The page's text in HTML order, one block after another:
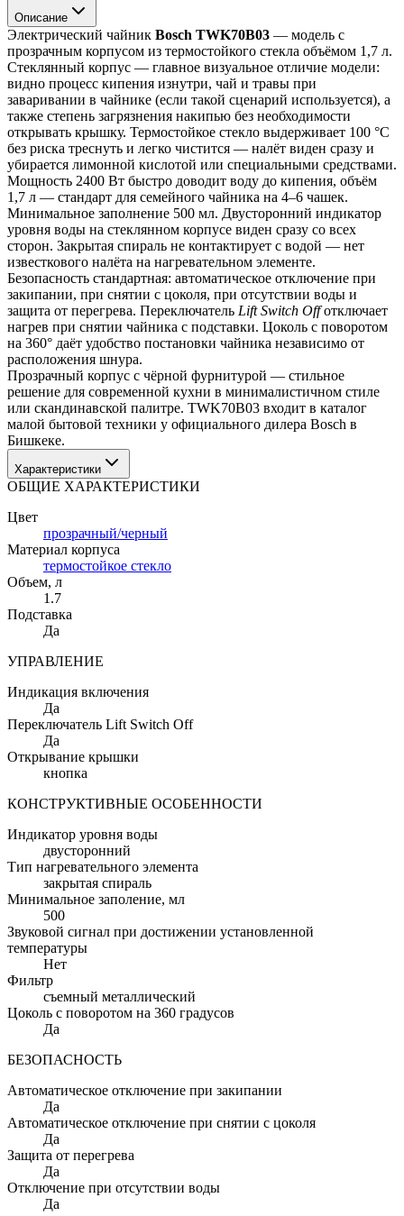
Описание
Электрический чайник Bosch TWK70B03 — модель с
прозрачным корпусом из термостойкого стекла объёмом 1,7 л.
Стеклянный корпус — главное визуальное отличие модели:
видно процесс кипения изнутри, чай и травы при
заваривании в чайнике (если такой сценарий используется), а
также степень загрязнения накипью без необходимости
открывать крышку. Термостойкое стекло выдерживает 100 °C
без риска треснуть и легко чистится — налёт виден сразу и
убирается лимонной кислотой или специальными средствами.
Мощность 2400 Вт быстро доводит воду до кипения, объём
1,7 л — стандарт для семейного чайника на 4–6 чашек.
Минимальное заполнение 500 мл. Двусторонний индикатор
уровня воды на стеклянном корпусе виден сразу со всех
сторон. Закрытая спираль не контактирует с водой — нет
известкового налёта на нагревательном элементе.
Безопасность стандартная: автоматическое отключение при
закипании, при снятии с цоколя, при отсутствии воды и
защита от перегрева. Переключатель Lift Switch Off отключает
нагрев при снятии чайника с подставки. Цоколь с поворотом
на 360° даёт удобство постановки чайника независимо от
расположения шнура.
Прозрачный корпус с чёрной фурнитурой — стильное
решение для современной кухни в минималистичном стиле
или скандинавской палитре. TWK70B03 входит в каталог
малой бытовой техники у официального дилера Bosch в
Бишкеке.
Характеристики
ОБЩИЕ ХАРАКТЕРИСТИКИ
Цвет
прозрачный/черный
Материал корпуса
термостойкое стекло
Объем, л
1.7
Подставка
Да
УПРАВЛЕНИЕ
Индикация включения
Да
Переключатель Lift Switch Off
Да
Открывание крышки
кнопка
КОНСТРУКТИВНЫЕ ОСОБЕННОСТИ
Индикатор уровня воды
двусторонний
Тип нагревательного элемента
закрытая спираль
Минимальное заполение, мл
500
Звуковой сигнал при достижении установленной
температуры
Нет
Фильтр
съемный металлический
Цоколь с поворотом на 360 градусов
Да
БЕЗОПАСНОСТЬ
Автоматическое отключение при закипании
Да
Автоматическое отключение при снятии с цоколя
Да
Защита от перегрева
Да
Отключение при отсутствии воды
Да